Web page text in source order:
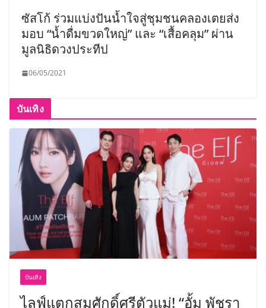
ซัสโก้ ร่วมแบ่งปันน้ำใจสู่ชุมชนคลองเตยส่ง
มอบ “น้ำดื่มขวดใหญ่” และ “เสื้อคลุม” ผ่าน
มูลนิธิดวงประทีป
06/05/2021
บันเทิง
บันเทิง
ไลฟ์แตกสมศักดิ์ศรีตัวแม่! “อั้ม พัชรา